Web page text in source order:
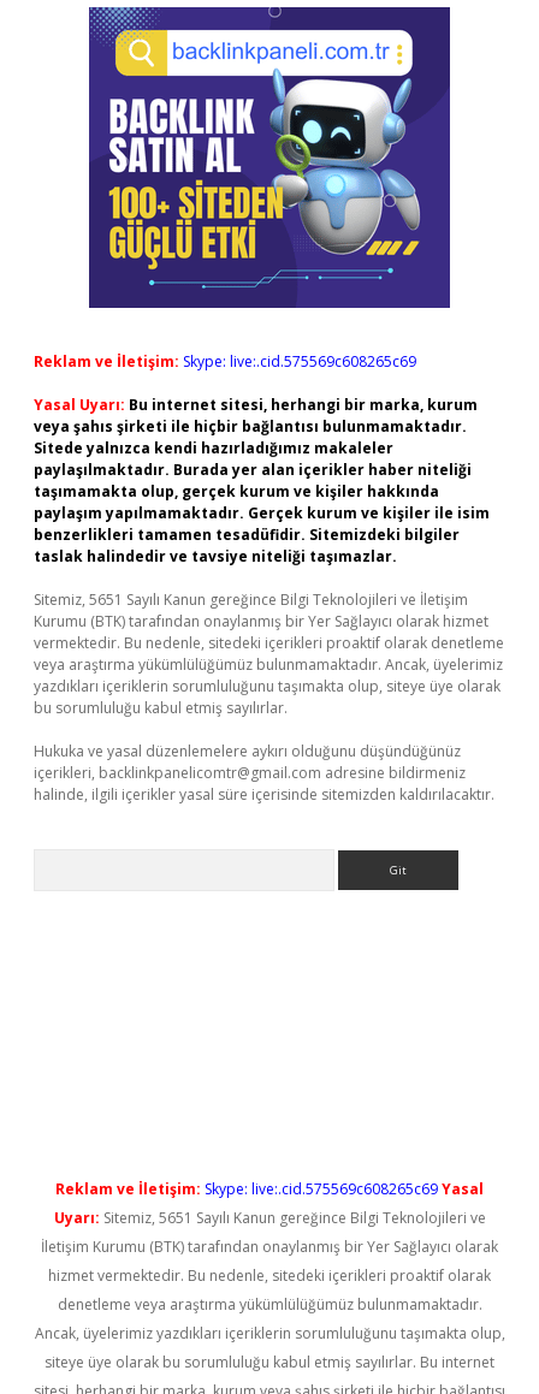
Reklam ve İletişim: Skype: live:.cid.575569c608265c69
Yasal Uyarı: Bu internet sitesi, herhangi bir marka, kurum
veya şahıs şirketi ile hiçbir bağlantısı bulunmamaktadır.
Sitede yalnızca kendi hazırladığımız makaleler
paylaşılmaktadır. Burada yer alan içerikler haber niteliği
taşımamakta olup, gerçek kurum ve kişiler hakkında
paylaşım yapılmamaktadır. Gerçek kurum ve kişiler ile isim
benzerlikleri tamamen tesadüfidir. Sitemizdeki bilgiler
taslak halindedir ve tavsiye niteliği taşımazlar.
Sitemiz, 5651 Sayılı Kanun gereğince Bilgi Teknolojileri ve İletişim
Kurumu (BTK) tarafından onaylanmış bir Yer Sağlayıcı olarak hizmet
vermektedir. Bu nedenle, sitedeki içerikleri proaktif olarak denetleme
veya araştırma yükümlülüğümüz bulunmamaktadır. Ancak, üyelerimiz
yazdıkları içeriklerin sorumluluğunu taşımakta olup, siteye üye olarak
bu sorumluluğu kabul etmiş sayılırlar.
Hukuka ve yasal düzenlemelere aykırı olduğunu düşündüğünüz
içerikleri, backlinkpanelicomtr@gmail.com adresine bildirmeniz
halinde, ilgili içerikler yasal süre içerisinde sitemizden kaldırılacaktır.
Reklam ve İletişim: Skype: live:.cid.575569c608265c69Yasal
Uyarı: Sitemiz, 5651 Sayılı Kanun gereğince Bilgi Teknolojileri ve
İletişim Kurumu (BTK) tarafından onaylanmış bir Yer Sağlayıcı olarak
hizmet vermektedir. Bu nedenle, sitedeki içerikleri proaktif olarak
denetleme veya araştırma yükümlülüğümüz bulunmamaktadır.
Ancak, üyelerimiz yazdıkları içeriklerin sorumluluğunu taşımakta olup,
siteye üye olarak bu sorumluluğu kabul etmiş sayılırlar. Bu internet